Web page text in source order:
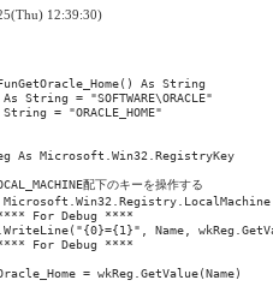
12:39:30)
As String
String = "SOFTWARE\ORACLE"
= "ORACLE_HOME"
As Microsoft.Win32.RegistryKey
配下のキーを操作する
For Debug ****
Name,
For Debug ****
= wkReg.GetValue(Name)